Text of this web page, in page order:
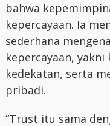
bahwa
kepercayaan. Ia
sederhana
kepercayaan,
kedekatan, serta
pribadi.
“Trust itu sama